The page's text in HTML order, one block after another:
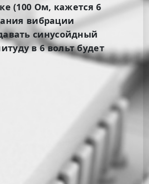
(100 Ом, кажется 6
вибрации
синусойдный
в 6 вольт будет